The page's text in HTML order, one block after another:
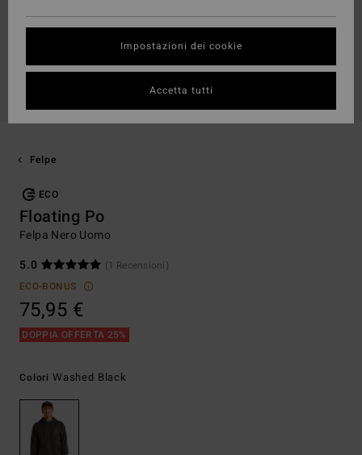
Felpe
ECO
Floating Po
Felpa Nero Uomo
5.0
(1 Recensioni)
ECO-BONUS
75,95 €
DOPPIA OFFERTA 25%
Colori Washed Black
Impostazioni dei cookie
Accetta tutti